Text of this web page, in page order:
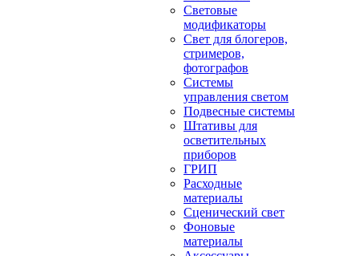
Световые
модификаторы
Свет для блогеров,
стримеров,
фотографов
Системы
управления светом
Подвесные системы
Штативы для
осветительных
приборов
ГРИП
Расходные
материалы
Сценический свет
Фоновые
материалы